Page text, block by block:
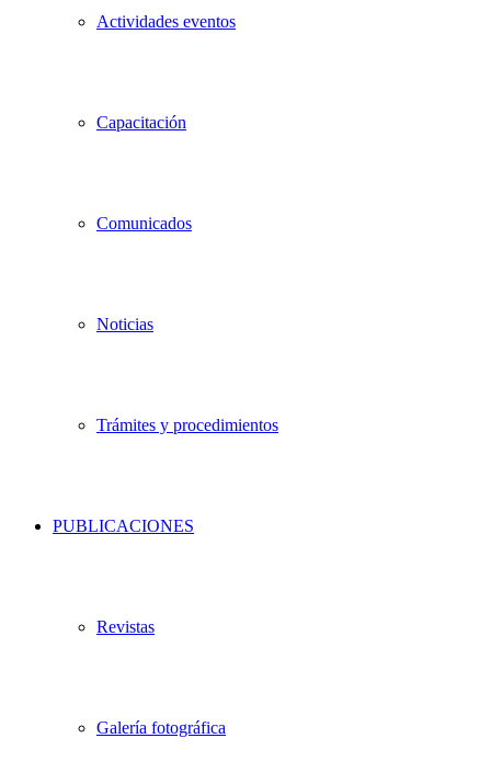
Actividades eventos
Capacitación
Comunicados
Noticias
Trámites y procedimientos
PUBLICACIONES
Revistas
Galería fotográfica